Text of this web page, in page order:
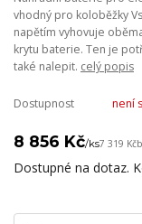
vhodný pro koloběžky
napětím vyhovuje
krytu baterie. Ten je
také nalepit. celý popis
Dostupnost není
8 856 Kč/ks7 319 Kč
Dostupné na dotaz.